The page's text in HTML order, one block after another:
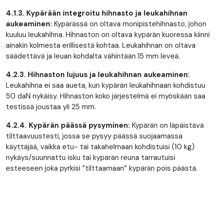
4.1.3. Kypärään integroitu hihnasto ja leukahihnan
aukeaminen: Kypärässä on oltava monipistehihnasto, johon
kuuluu leukahihna. Hihnaston on oltava kypärän kuoressa kiinni
ainakin kolmesta erillisestä kohtaa. Leukahihnan on oltava
säädettävä ja leuan kohdalta vähintään 15 mm leveä.
4.2.3. Hihnaston lujuus ja leukahihnan aukeaminen:
Leukahihna ei saa aueta, kun kypärän leukahihnaan kohdistuu
50 daN nykäisy. Hihnaston koko järjestelmä ei myöskään saa
testissä joustaa yli 25 mm.
4.2.4. Kypärän päässä pysyminen: Kypärän on läpäistävä
tilttaavuustesti, jossa se pysyy päässä suojaamassa
käyttäjää, vaikka etu- tai takahelmaan kohdistuisi (10 kg)
nykäys/suunnattu isku tai kypärän reuna tarrautuisi
esteeseen joka pyrkisi ”tilttaamaan” kypärän pois päästä.